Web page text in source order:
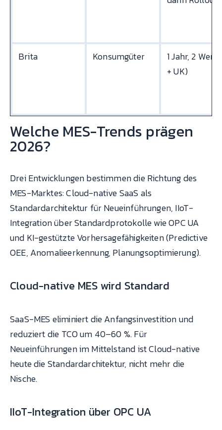
Brita Konsumgüter
1 Jahr, 2
+ UK)
Welche MES-Trends prägen
2026?
Drei Entwicklungen bestimmen die Richtung des
MES-Marktes: Cloud-native SaaS als
Standardarchitektur für Neueinführungen, IIoT-
Integration über Standardprotokolle wie OPC UA
und KI-gestützte Vorhersagefähigkeiten (Predictive
OEE, Anomalieerkennung, Planungsoptimierung).
Cloud-native MES wird Standard
SaaS-MES eliminiert die Anfangsinvestition und
reduziert die TCO um 40–60 %. Für
Neueinführungen im Mittelstand ist Cloud-native
heute die Standardarchitektur, nicht mehr die
Nische.
IIoT-Integration über OPC UA